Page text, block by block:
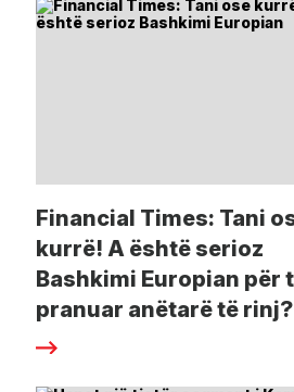
Financial Times: Tani
kurrë! A është serioz
Bashkimi Europian për
pranuar anëtarë të rinj?